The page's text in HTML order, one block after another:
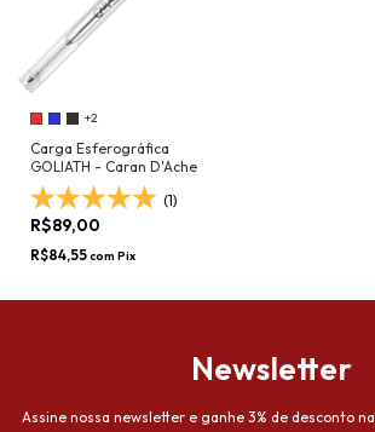
+2
Carga Esferográfica
GOLIATH - Caran D'Ache
(1)
R$89,00
R$84,55com Pix
Newsletter
Assine nossa newsletter e ganhe 3% de desconto